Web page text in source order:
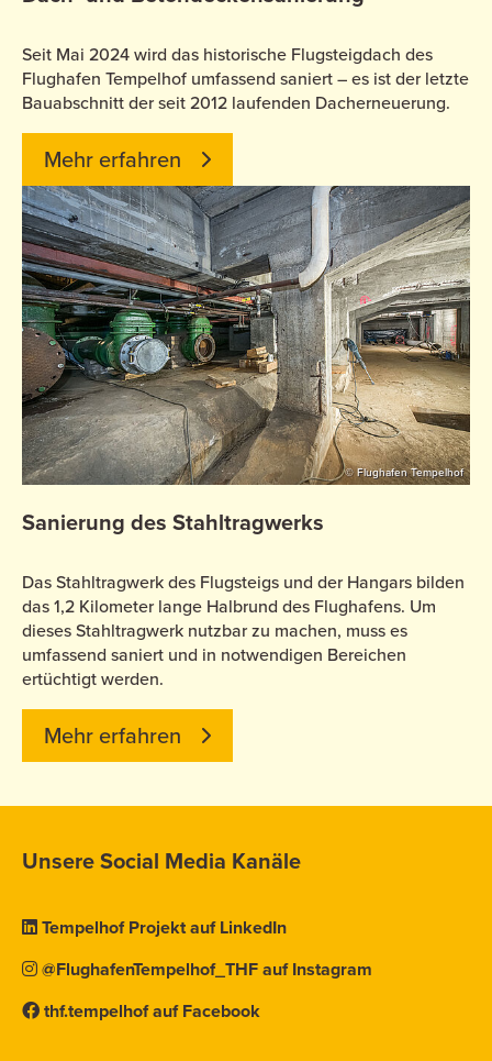
Seit Mai 2024 wird das historische Flugsteigdach des
Flughafen Tempelhof umfassend saniert – es ist der letzte
Bauabschnitt der seit 2012 laufenden Dacherneuerung.
Mehr erfahren
© Flughafen Tempelhof
Sanierung des Stahltragwerks
Das Stahltragwerk des Flugsteigs und der Hangars bilden
das 1,2 Kilometer lange Halbrund des Flughafens. Um
dieses Stahltragwerk nutzbar zu machen, muss es
umfassend saniert und in notwendigen Bereichen
ertüchtigt werden.
Mehr erfahren
Unsere Social Media Kanäle
Tempelhof Projekt auf LinkedIn
@FlughafenTempelhof_THF auf Instagram
thf.tempelhof auf Facebook